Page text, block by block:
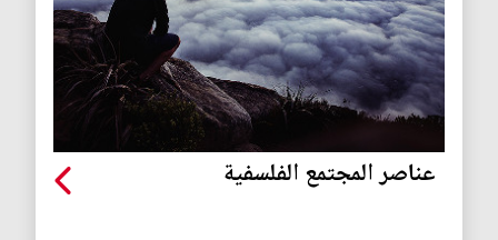
عناصر المجتمع الفلسفية